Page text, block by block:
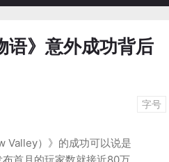
语》意外成功背后
字号
Valley）》的成功可以说是